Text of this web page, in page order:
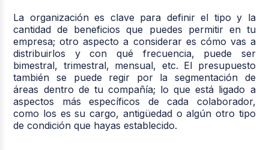
La organización es clave para definir el tipo y la
cantidad de beneficios que puedes permitir en tu
empresa; otro aspecto a considerar es cómo vas a
distribuirlos y con qué frecuencia, puede ser
bimestral, trimestral, mensual, etc. El presupuesto
también se puede regir por la segmentación de
áreas dentro de tu compañía; lo que está ligado a
aspectos más específicos de cada colaborador,
como los es su cargo, antigüedad o algún otro tipo
de condición que hayas establecido.